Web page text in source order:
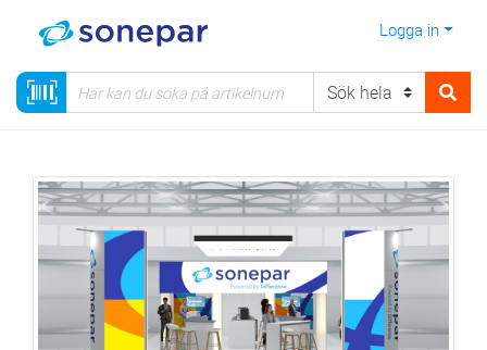
Logga in